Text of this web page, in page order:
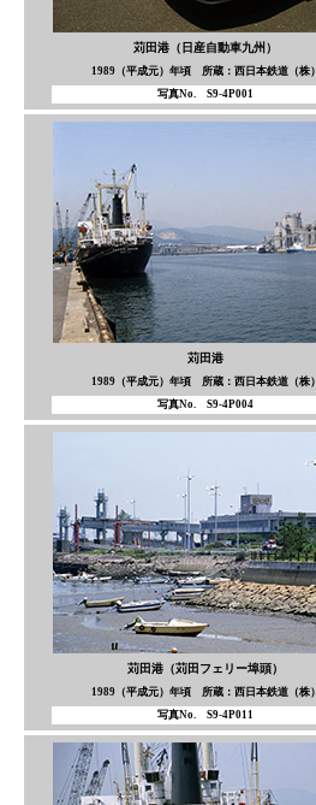
苅田港（日産自動車九州）
1989（平成元）年頃 所蔵：西日本鉄道（株）
写真No. S9-4P001
苅田港
1989（平成元）年頃 所蔵：西日本鉄道（株）
写真No. S9-4P004
苅田港 （苅田フェリー埠頭）
1989（平成元）年頃 所蔵：西日本鉄道（株）
写真No. S9-4P011